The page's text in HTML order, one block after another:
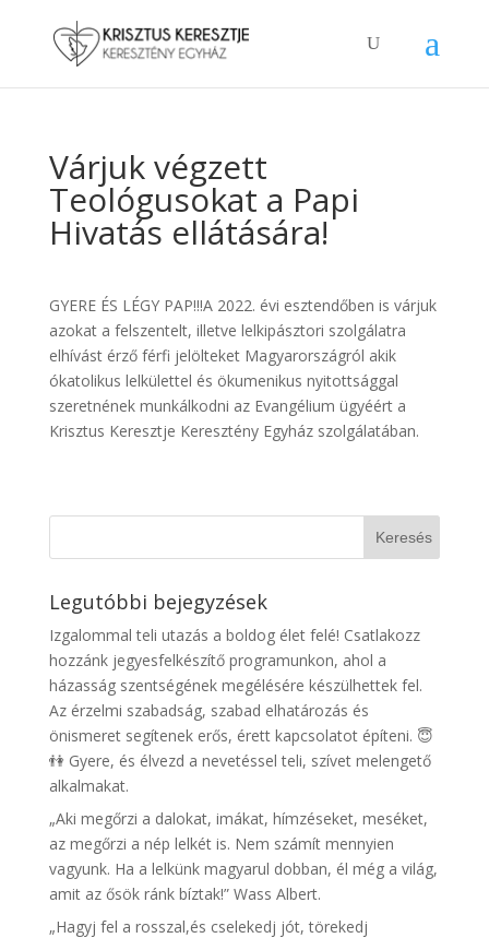
Várjuk végzett
Teológusokat a Papi
Hivatás ellátására!
GYERE ÉS LÉGY PAP!!!A 2022. évi esztendőben is várjuk
azokat a felszentelt, illetve lelkipásztori szolgálatra
elhívást érző férfi jelölteket Magyarországról akik
ókatolikus lelkülettel és ökumenikus nyitottsággal
szeretnének munkálkodni az Evangélium ügyéért a
Krisztus Keresztje Keresztény Egyház szolgálatában.
Legutóbbi bejegyzések
Izgalommal teli utazás a boldog élet felé! Csatlakozz
hozzánk jegyesfelkészítő programunkon, ahol a
házasság szentségének megélésére készülhettek fel.
Az érzelmi szabadság, szabad elhatározás és
önismeret segítenek erős, érett kapcsolatot építeni. 😇
👫 Gyere, és élvezd a nevetéssel teli, szívet melengető
alkalmakat.
„Aki megőrzi a dalokat, imákat, hímzéseket, meséket,
az megőrzi a nép lelkét is. Nem számít mennyien
vagyunk. Ha a lelkünk magyarul dobban, él még a világ,
amit az ősök ránk bíztak!” Wass Albert.
„Hagyj fel a rosszal,és cselekedj jót, törekedj